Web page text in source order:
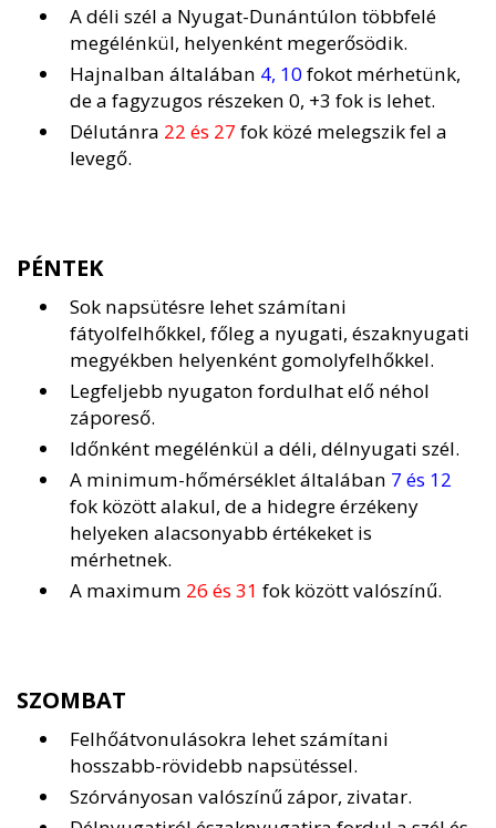
A déli szél a Nyugat-Dunántúlon többfelé
megélénkül, helyenként megerősödik.
Hajnalban általában 4, 10fokot mérhetünk,
de a fagyzugos részeken 0, +3 fok is lehet.
Délutánra 22 és 27 fok közé melegszik fel a
levegő.
PÉNTEK
Sok napsütésre lehet számítani
fátyolfelhőkkel, főleg a nyugati, északnyugati
megyékben helyenként gomolyfelhőkkel.
Legfeljebb nyugaton fordulhat elő néhol
záporeső.
Időnként megélénkül a déli, délnyugati szél.
A minimum-hőmérséklet általában 7 és 12
fok között alakul, de a hidegre érzékeny
helyeken alacsonyabb értékeket is
mérhetnek.
A maximum 26 és 31 fok között valószínű.
SZOMBAT
Felhőátvonulásokra lehet számítani
hosszabb-rövidebb napsütéssel.
Szórványosan valószínű zápor, zivatar.